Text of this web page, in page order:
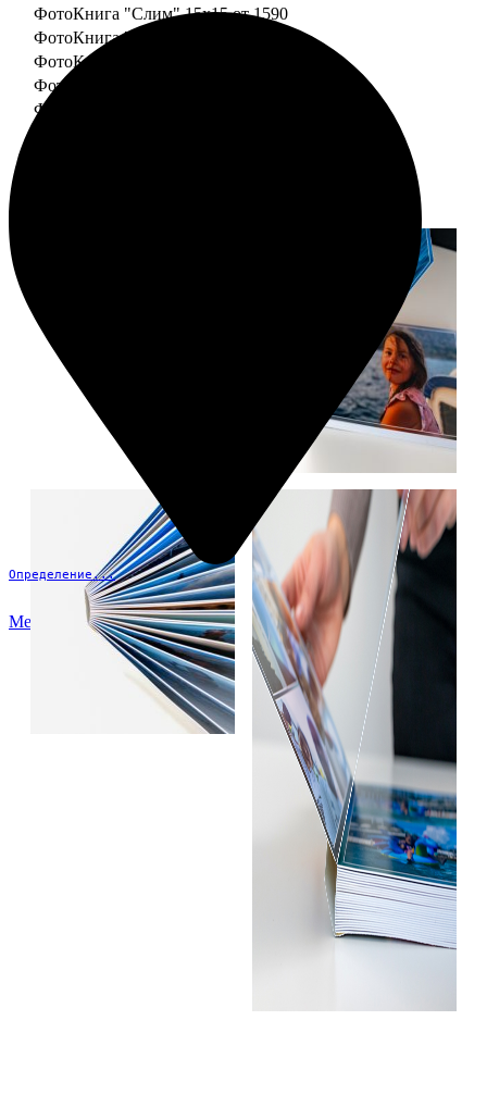
Определение...
Меню
ФотоКнига "Слим" 15x15 от 1590
ФотоКнига "Слим" 15x20
ФотоКнига "Слим" 20x20
ФотоКнига "Слим" 20x30
ФотоКнига "Слим" 25x25